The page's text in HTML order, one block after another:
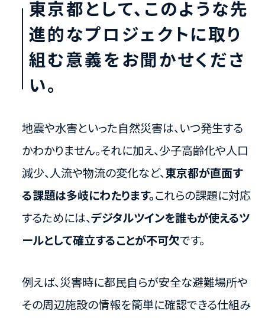
東京都として、このような先
進的なプロジェクトに取り
組む意義をお聞かせくださ
い。
地震や水害といった自然災害は、いつ発生する
かわかりません。それに加え、少子高齢化や人口
減少、人流や物流の変化など、東京都が直面す
る課題は多岐にわたります。これらの課題に対応
するためには、デジタルツインを誰もが使えるツ
ールとして確立することが不可欠です。
例えば、災害時に都民自らが安全な避難場所や
その周辺施設の情報を簡単に確認できる仕組み